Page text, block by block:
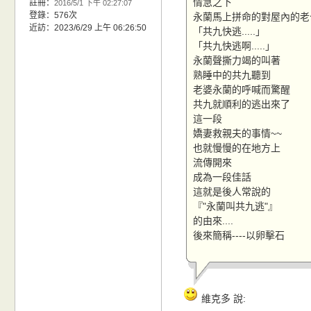
註冊： 2016/5/1 下午 02:27:07
登錄：576次
近訪：2023/6/29 上午 06:26:50
永蘭馬上拼命的對屋內的
「共九快逃.....」
「共九快逃啊.....」
永蘭聲撕力竭的叫著
熟睡中的共九聽到
老婆永蘭的呼喊而驚醒
共九就順利的逃出來了
這一段
嬌妻救親夫的事情~~
也就慢慢的在地方上
流傳開來
成為一段佳話
這就是後人常說的
『"永蘭叫共九逃"』
的由來....
後來簡稱----以卵擊石
維克多 說: